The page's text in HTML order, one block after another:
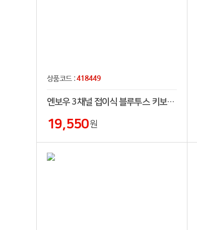
상품코드 :418449
엔보우 3채널 접이식 블루투스 키보드 N패드
19,550원